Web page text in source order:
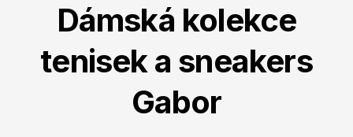
Dámská kolekce
tenisek a sneakers
Gabor